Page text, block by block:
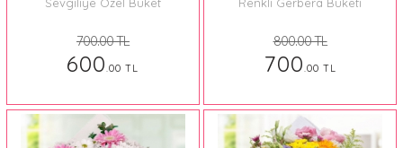
700.00 TL
600.00 TL
800.00 TL
700.00 TL